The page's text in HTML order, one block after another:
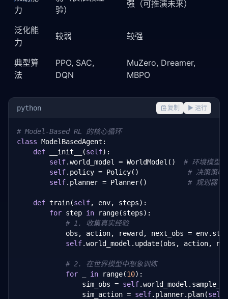
力
验）
强（可推演未来）
泛化能
力
较弱 较强
典型算
法
PPO, SAC,
DQN
MuZero, Dreamer,
MBPO
python 复制 ▶ 运行
# Model-Based RL 的核心循环
class ModelBasedAgent:
def __init__(self):
self.world_model = WorldModel() # 环境模型
self.policy = Policy() # 决策策略
self.planner = Planner() # 规划器
def train(self, env, steps):
for step in range(steps):
# 1. 收集真实经验
obs, action, reward, next_obs =
self.world_model.update(obs, action,
# 2. 在世界模型中想象训练
for
in range(10):
                sim_obs =
self
                sim_action =
self.planner.plan(self